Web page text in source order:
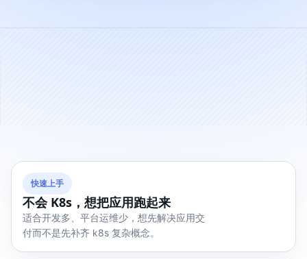
快速上手
不会 K8s，想把应用跑起来
适合开发多、平台运维少，想先解决应用交
付而不是先补齐 k8s 复杂概念。